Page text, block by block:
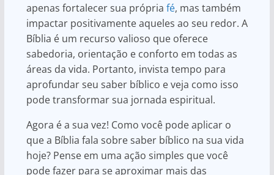
apenas fortalecer sua própria fé, mas também
impactar positivamente aqueles ao seu redor. A
Bíblia é um recurso valioso que oferece
sabedoria, orientação e conforto em todas as
áreas da vida. Portanto, invista tempo para
aprofundar seu saber bíblico e veja como isso
pode transformar sua jornada espiritual.
Agora é a sua vez! Como você pode aplicar o
que a Bíblia fala sobre saber bíblico na sua vida
hoje? Pense em uma ação simples que você
pode fazer para se aproximar mais das